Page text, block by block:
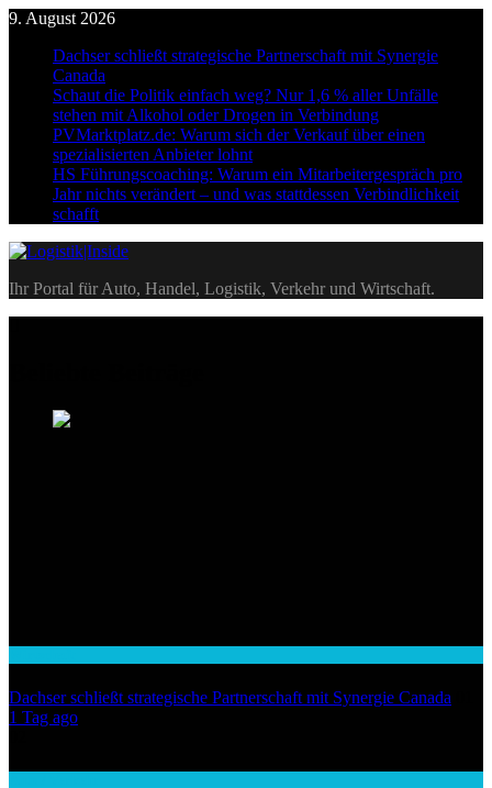
Skip
content
9. August 2026
Dachser schließt strategische Partnerschaft mit Synergie
Canada
Schaut die Politik einfach weg? Nur 1,6 % aller Unfälle
stehen mit Alkohol oder Drogen in Verbindung
PVMarktplatz.de: Warum sich der Verkauf über einen
spezialisierten Anbieter lohnt
HS Führungscoaching: Warum ein Mitarbeitergespräch pro
Jahr nichts verändert – und was stattdessen Verbindlichkeit
schafft
Logistik|Inside
Ihr Portal für Auto, Handel, Logistik, Verkehr und Wirtschaft.
Dachser schließt strategische Partnerschaft mit Synergie Canada
1 Tag ago